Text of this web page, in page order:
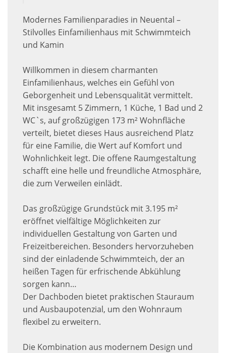
Modernes Familienparadies in Neuental –
Stilvolles Einfamilienhaus mit Schwimmteich
und Kamin
Willkommen in diesem charmanten
Einfamilienhaus, welches ein Gefühl von
Geborgenheit und Lebensqualität vermittelt.
Mit insgesamt 5 Zimmern, 1 Küche, 1 Bad und 2
WC`s, auf großzügigen 173 m² Wohnfläche
verteilt, bietet dieses Haus ausreichend Platz
für eine Familie, die Wert auf Komfort und
Wohnlichkeit legt. Die offene Raumgestaltung
schafft eine helle und freundliche Atmosphäre,
die zum Verweilen einlädt.
Das großzügige Grundstück mit 3.195 m²
eröffnet vielfältige Möglichkeiten zur
individuellen Gestaltung von Garten und
Freizeitbereichen. Besonders hervorzuheben
sind der einladende Schwimmteich, der an
heißen Tagen für erfrischende Abkühlung
sorgen kann…
Der Dachboden bietet praktischen Stauraum
und Ausbaupotenzial, um den Wohnraum
flexibel zu erweitern.
Die Kombination aus modernem Design und